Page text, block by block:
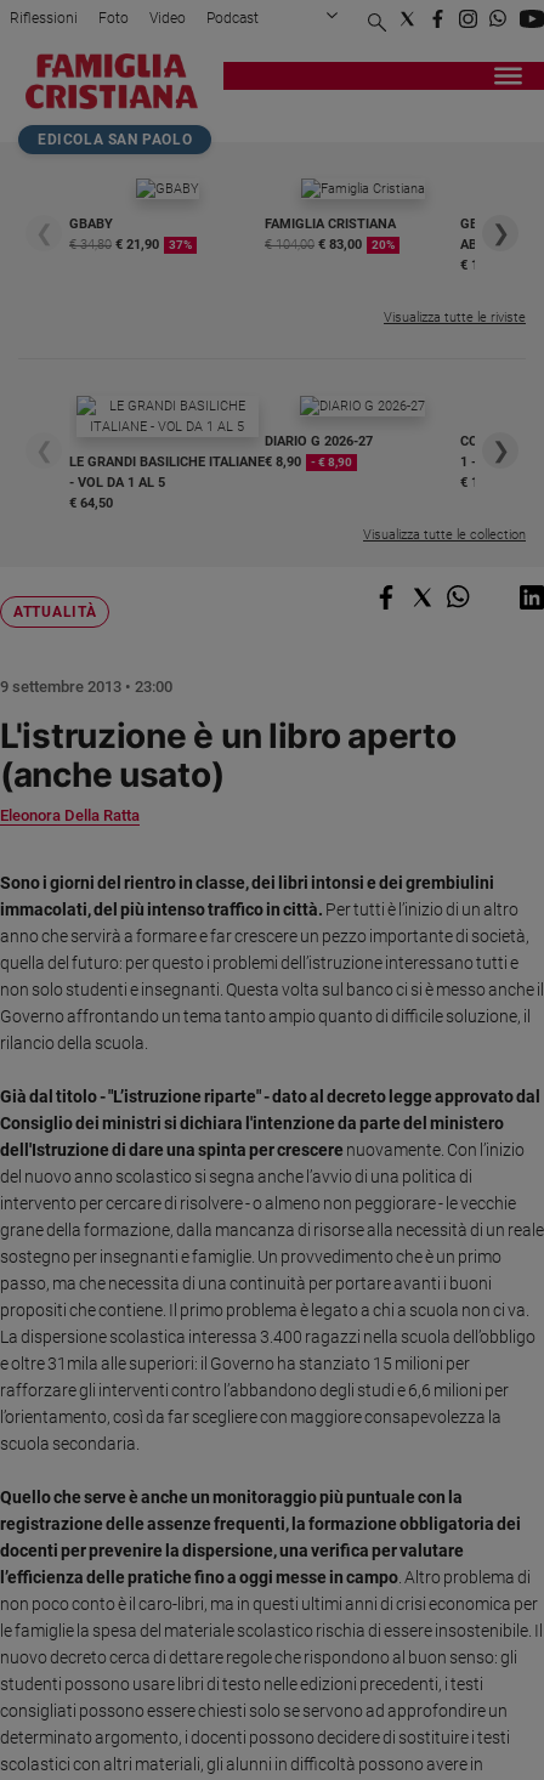
Attualità
Italia
Cronaca
Mondo
Economia
Interviste
Papa
spiritualità
Santi
Devozione
e
giorno
Santo
del
giorno
Società
e
Ambiente
e
Creato
Volontariato
Aziende
valore
Caso
della
settimana
Migranti
Diversità
inclusione
Costume
Cultura
e
spettacoli
Sanremo
2026
Cinema,
Tv
e
Riflessioni Foto Video Podcast
Privacy Policy Chi siamo
Registrati Redazione
Home page>Attualità>L'istruzione è un libro ...
EDICOLA SAN PAOLO
❮
GBABY
€ 34,80 € 21,90 37%
FAMIGLIA CRISTIANA
€ 104,00 € 83,00 20%
GBABY
€ 16,99
❯
Visualizza tutte le riviste
❮
LE GRANDI BASILICHE ITALIANE
- VOL DA 1 AL 5
€ 64,50
DIARIO G 2026-27
€ 8,90
- € 8,90
COLLANA
1 - 2
€ 18,50
❯
Visualizza tutte le collection
ATTUALITÀ
L'istruzione è un libro aperto
(anche usato)
Eleonora Della Ratta
9 settembre 2013 • 23:00
Sono i giorni del rientro in classe, dei libri intonsi e dei grembiulini
immacolati, del più intenso traffico in città. Per tutti è l’inizio di un altro
anno che servirà a formare e far crescere un pezzo importante di società,
quella del futuro: per questo i problemi dell’istruzione interessano tutti e
non solo studenti e insegnanti. Questa volta sul banco ci si è messo anche il
Governo affrontando un tema tanto ampio quanto di difficile soluzione, il
rilancio della scuola.
Già dal titolo - "L’istruzione riparte" - dato al decreto legge approvato dal
Consiglio dei ministri si dichiara l'intenzione da parte del ministero
dell'Istruzione di dare una spinta per crescere nuovamente. Con l’inizio
del nuovo anno scolastico si segna anche l’avvio di una politica di
intervento per cercare di risolvere - o almeno non peggiorare - le vecchie
grane della formazione, dalla mancanza di risorse alla necessità di un reale
sostegno per insegnanti e famiglie. Un provvedimento che è un primo
passo, ma che necessita di una continuità per portare avanti i buoni
propositi che contiene. Il primo problema è legato a chi a scuola non ci va.
La dispersione scolastica interessa 3.400 ragazzi nella scuola dell’obbligo
e oltre 31mila alle superiori: il Governo ha stanziato 15 milioni per
rafforzare gli interventi contro l’abbandono degli studi e 6,6 milioni per
l’orientamento, così da far scegliere con maggiore consapevolezza la
scuola secondaria.
Quello che serve è anche un monitoraggio più puntuale con la
registrazione delle assenze frequenti, la formazione obbligatoria dei
docenti per prevenire la dispersione, una verifica per valutare
l’efficienza delle pratiche fino a oggi messe in campo . Altro problema di
non poco conto è il caro-libri, ma in questi ultimi anni di crisi economica per
le famiglie la spesa del materiale scolastico rischia di essere insostenibile. Il
nuovo decreto cerca di dettare regole che rispondono al buon senso: gli
studenti possono usare libri di testo nelle edizioni precedenti, i testi
consigliati possono essere chiesti solo se servono ad approfondire un
determinato argomento, i docenti possono decidere di sostituire i testi
scolastici con altri materiali, gli alunni in difficoltà possono avere in